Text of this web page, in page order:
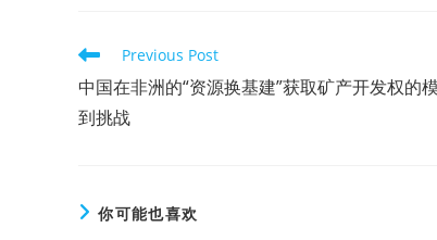
Read
more
articles
Previous Post
中国在非洲的“资源换基建”获取矿产开发权的
到挑战
你可能也喜欢